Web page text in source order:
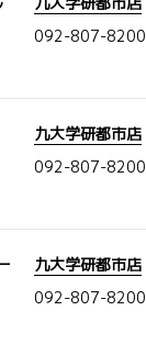
092-807-8200
九大学研都市店
092-807-8200
九大学研都市店
092-807-8200